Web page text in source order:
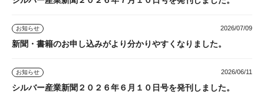
お知らせ 2026/07/09
新聞・書籍のお申し込みがより分かりやすくなりました。
お知らせ 2026/06/11
シルバー産業新聞２０２６年６月１０日号を発刊しました。